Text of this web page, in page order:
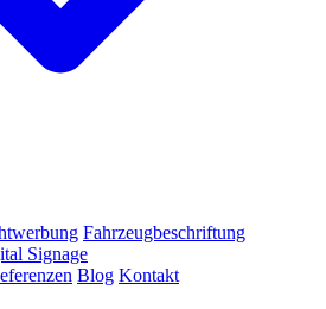
Fahrzeugbeschriftung
Signage
Blog Kontakt